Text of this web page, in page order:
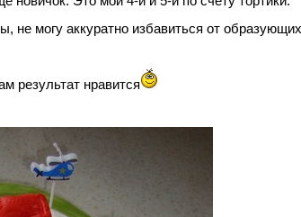
не могу аккуратно избавиться от
результат нравится